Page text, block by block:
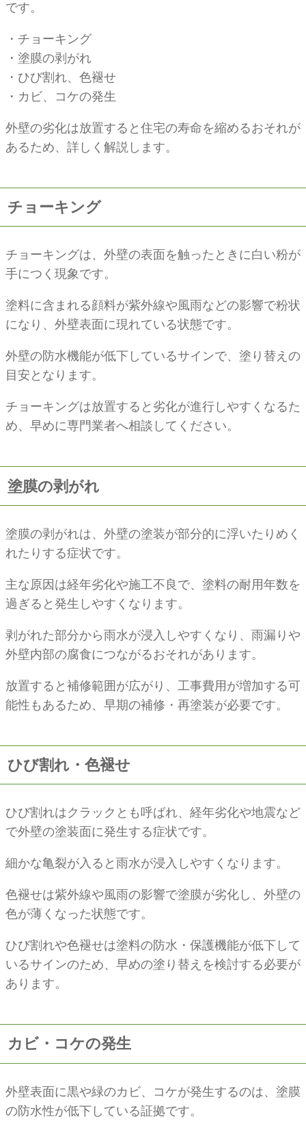
です。
・チョーキング
・塗膜の剥がれ
・ひび割れ、色褪せ
・カビ、コケの発生
外壁の劣化は放置すると住宅の寿命を縮めるおそれが
あるため、詳しく解説します。
チョーキング
チョーキングは、外壁の表面を触ったときに白い粉が
手につく現象です。
塗料に含まれる顔料が紫外線や風雨などの影響で粉状
になり、外壁表面に現れている状態です。
外壁の防水機能が低下しているサインで、塗り替えの
目安となります。
チョーキングは放置すると劣化が進行しやすくなるた
め、早めに専門業者へ相談してください。
塗膜の剥がれ
塗膜の剥がれは、外壁の塗装が部分的に浮いたりめく
れたりする症状です。
主な原因は経年劣化や施工不良で、塗料の耐用年数を
過ぎると発生しやすくなります。
剥がれた部分から雨水が浸入しやすくなり、雨漏りや
外壁内部の腐食につながるおそれがあります。
放置すると補修範囲が広がり、工事費用が増加する可
能性もあるため、早期の補修・再塗装が必要です。
ひび割れ・色褪せ
ひび割れはクラックとも呼ばれ、経年劣化や地震など
で外壁の塗装面に発生する症状です。
細かな亀裂が入ると雨水が浸入しやすくなります。
色褪せは紫外線や風雨の影響で塗膜が劣化し、外壁の
色が薄くなった状態です。
ひび割れや色褪せは塗料の防水・保護機能が低下して
いるサインのため、早めの塗り替えを検討する必要が
あります。
カビ・コケの発生
外壁表面に黒や緑のカビ、コケが発生するのは、塗膜
の防水性が低下している証拠です。